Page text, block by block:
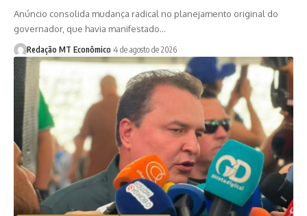
Anúncio consolida mudança radical no planejamento original do
governador, que havia manifestado…
Redação MT Econômico 4 de agosto de 2026